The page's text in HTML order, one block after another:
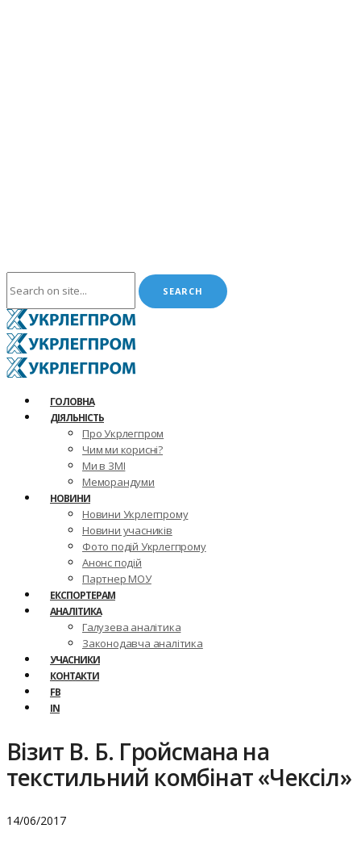
ГОЛОВНА
ДІЯЛЬНІСТЬ
Про Укрлегпром
Чим ми корисні?
Ми в ЗМІ
Меморандуми
НОВИНИ
Новини Укрлегпрому
Новини учасників
Фото подій Укрлегпрому
Анонс подій
Партнер МОУ
ЕКСПОРТЕРАМ
АНАЛІТИКА
Галузева аналітика
Законодавча аналітика
УЧАСНИКИ
КОНТАКТИ
FB
IN
Візит В. Б. Гройсмана на
текстильний комбінат «Чексіл»
14/06/2017